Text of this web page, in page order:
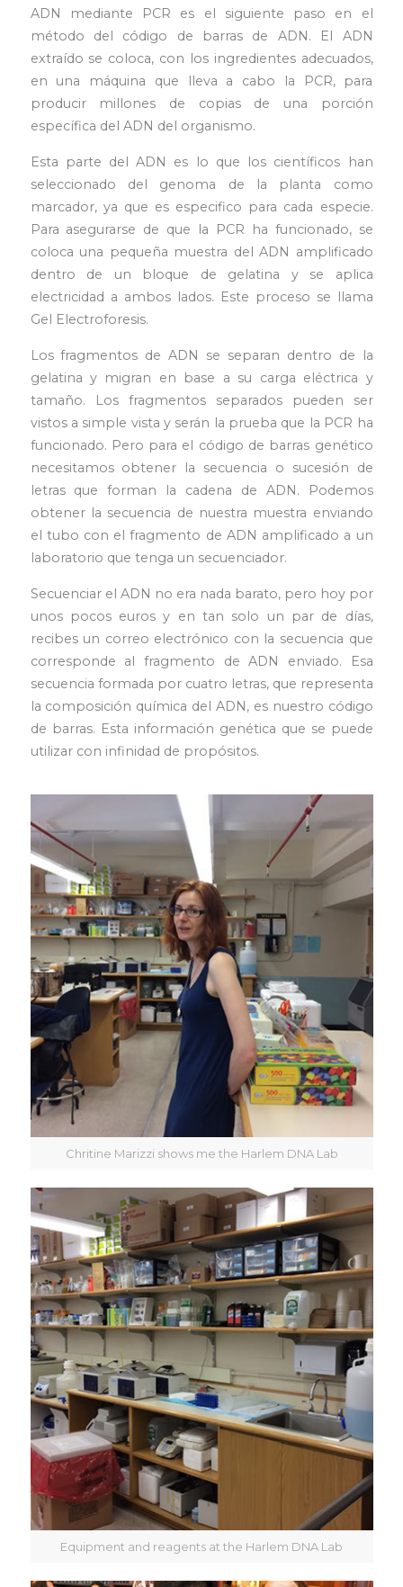
ADN mediante PCR es el siguiente paso en el
método del código de barras de ADN. El ADN
extraído se coloca, con los ingredientes adecuados,
en una máquina que lleva a cabo la PCR, para
producir millones de copias de una porción
específica del ADN del organismo.
Esta parte del ADN es lo que los científicos han
seleccionado del genoma de la planta como
marcador, ya que es especifico para cada especie.
Para asegurarse de que la PCR ha funcionado, se
coloca una pequeña muestra del ADN amplificado
dentro de un bloque de gelatina y se aplica
electricidad a ambos lados. Este proceso se llama
Gel Electroforesis.
Los fragmentos de ADN se separan dentro de la
gelatina y migran en base a su carga eléctrica y
tamaño. Los fragmentos separados pueden ser
vistos a simple vista y serán la prueba que la PCR ha
funcionado. Pero para el código de barras genético
necesitamos obtener la secuencia o sucesión de
letras que forman la cadena de ADN. Podemos
obtener la secuencia de nuestra muestra enviando
el tubo con el fragmento de ADN amplificado a un
laboratorio que tenga un secuenciador.
Secuenciar el ADN no era nada barato, pero hoy por
unos pocos euros y en tan solo un par de días,
recibes un correo electrónico con la secuencia que
corresponde al fragmento de ADN enviado. Esa
secuencia formada por cuatro letras, que representa
la composición química del ADN, es nuestro código
de barras. Esta información genética que se puede
utilizar con infinidad de propósitos.
Chritine Marizzi shows me the Harlem DNA Lab
Equipment and reagents at the Harlem DNA Lab